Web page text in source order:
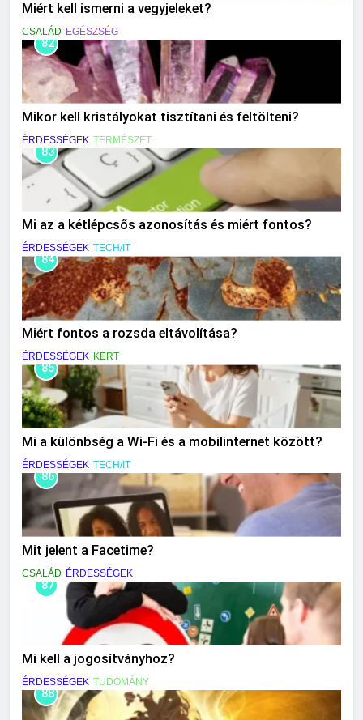
Miért kell ismerni a vegyjeleket?
CSALÁD EGÉSZSÉG
82
Mikor kell kristályokat tisztítani és feltölteni?
ÉRDESSÉGEK TERMÉSZET
83
Mi az a kétlépcsős azonosítás és miért fontos?
ÉRDESSÉGEK TECH/IT
84
Miért fontos a rozsda eltávolítása?
ÉRDESSÉGEK KERT
85
Mi a különbség a Wi-Fi és a mobilinternet között?
ÉRDESSÉGEK TECH/IT
86
Mit jelent a Facetime?
CSALÁD ÉRDESSÉGEK
87
Mi kell a jogosítványhoz?
ÉRDESSÉGEK TUDOMÁNY
88